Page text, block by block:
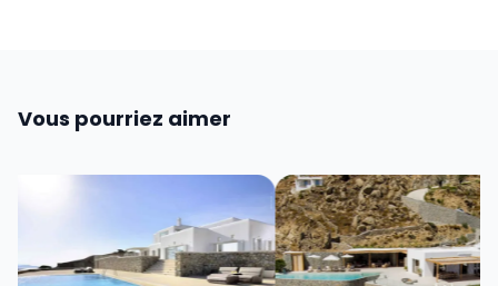
Vous pourriez aimer